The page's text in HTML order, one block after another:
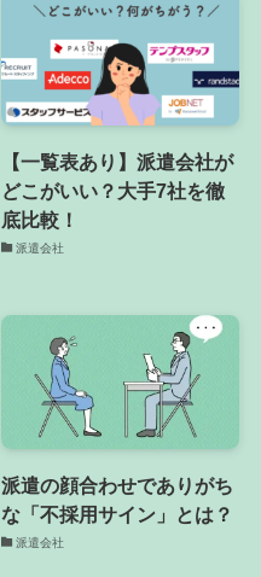
【一覧表あり】派遣会社が
どこがいい？大手7社を徹
底比較！
派遣会社
派遣の顔合わせでありがち
な「不採用サイン」とは？
派遣会社